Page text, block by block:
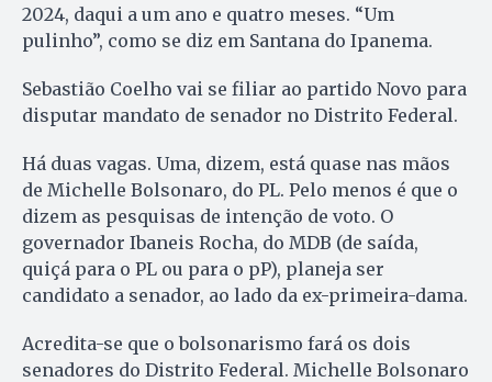
2024, daqui a um ano e quatro meses. “Um
pulinho”, como se diz em Santana do Ipanema.
Sebastião Coelho vai se filiar ao partido Novo para
disputar mandato de senador no Distrito Federal.
Há duas vagas. Uma, dizem, está quase nas mãos
de Michelle Bolsonaro, do PL. Pelo menos é que o
dizem as pesquisas de intenção de voto. O
governador Ibaneis Rocha, do MDB (de saída,
quiçá para o PL ou para o pP), planeja ser
candidato a senador, ao lado da ex-primeira-dama.
Acredita-se que o bolsonarismo fará os dois
senadores do Distrito Federal. Michelle Bolsonaro